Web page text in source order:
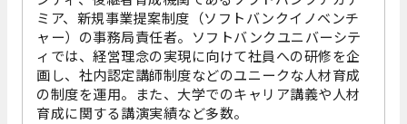
ミア、新規事業提案制度（ソフトバンクイノベンチ
ャー）の事務局責任者。ソフトバンクユニバーシテ
ィでは、経営理念の実現に向けて社員への研修を企
画し、社内認定講師制度などのユニークな人材育成
の制度を運用。また、大学でのキャリア講義や人材
育成に関する講演実績など多数。